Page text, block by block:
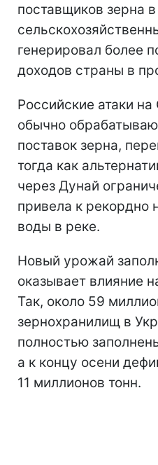
поставщиков зерна
генерировал более
доходов страны в
Российские атаки
обычно
поставок зерна,
тогда как
через Дунай
привела к рекордно
воды в реке.
Новый урожай
оказывает влияние
Так, около 59
зернохранилищ в
полностью
а к концу осени
11 миллионов тонн.